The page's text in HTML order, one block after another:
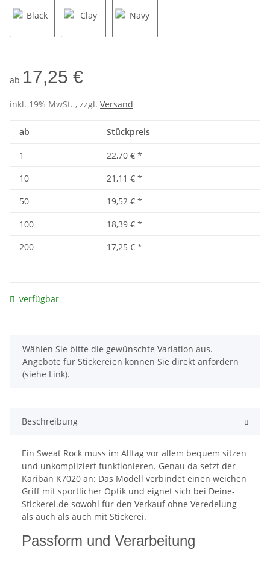
ab 17,25 €
inkl. 19% MwSt. , zzgl. Versand
ab Stückpreis
1 22,70 € *
10
21,11 € *
50
19,52 € *
100
18,39 € *
200
17,25 € *
verfügbar
x
Wählen Sie bitte die gewünschte Variation aus.
Angebote für Stickereien können Sie direkt anfordern
(siehe Link).
Beschreibung
Ein Sweat Rock muss im Alltag vor allem bequem sitzen
und unkompliziert funktionieren. Genau da setzt der
Kariban K7020 an: Das Modell verbindet einen weichen
Griff mit sportlicher Optik und eignet sich bei Deine-
Stickerei.de sowohl für den Verkauf ohne Veredelung
als auch als auch mit Stickerei.
Passform und Verarbeitung